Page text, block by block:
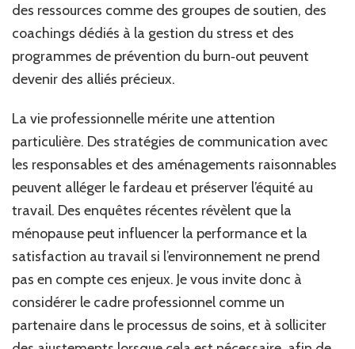
des ressources comme des groupes de soutien, des
coachings dédiés à la gestion du stress et des
programmes de prévention du burn‑out peuvent
devenir des alliés précieux.
La vie professionnelle mérite une attention
particulière. Des stratégies de communication avec
les responsables et des aménagements raisonnables
peuvent alléger le fardeau et préserver l’équité au
travail. Des enquêtes récentes révèlent que la
ménopause peut influencer la performance et la
satisfaction au travail si l’environnement ne prend
pas en compte ces enjeux. Je vous invite donc à
considérer le cadre professionnel comme un
partenaire dans le processus de soins, et à solliciter